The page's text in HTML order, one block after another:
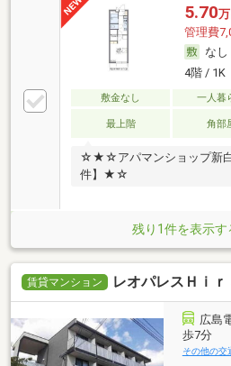
5.70
管理費
なし
4階 / 1K
敷金なし 一人暮
最上階 角部
☆★☆アパマンショップ新
件】★☆
残り1件を表示す
賃貸マンション レオパレスＨｉｒ
広島
歩7分
その他の交